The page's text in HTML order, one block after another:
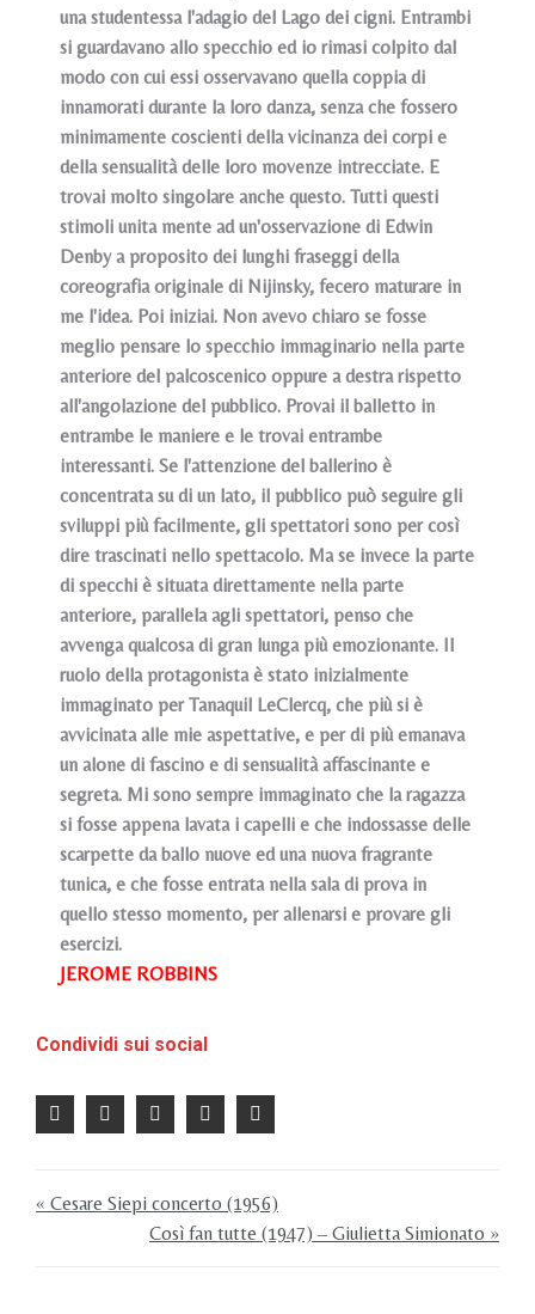
una studentessa l'adagio del Lago dei cigni. Entrambi
si guardavano allo specchio ed io rimasi colpito dal
modo con cui essi osservavano quella coppia di
innamorati durante la loro danza, senza che fossero
minimamente coscienti della vicinanza dei corpi e
della sensualità delle loro movenze intrecciate. E
trovai molto singolare anche questo. Tutti questi
stimoli unita mente ad un'osservazione di Edwin
Denby a proposito dei lunghi fraseggi della
coreografia originale di Nijinsky, fecero maturare in
me l'idea. Poi iniziai. Non avevo chiaro se fosse
meglio pensare lo specchio immaginario nella parte
anteriore del palcoscenico oppure a destra rispetto
all'angolazione del pubblico. Provai il balletto in
entrambe le maniere e le trovai entrambe
interessanti. Se l'attenzione del ballerino è
concentrata su di un lato, il pubblico può seguire gli
sviluppi più facilmente, gli spettatori sono per così
dire trascinati nello spettacolo. Ma se invece la parte
di specchi è situata direttamente nella parte
anteriore, parallela agli spettatori, penso che
avvenga qualcosa di gran lunga più emozionante. Il
ruolo della protagonista è stato inizialmente
immaginato per Tanaquil LeClercq, che più si è
avvicinata alle mie aspettative, e per di più emanava
un alone di fascino e di sensualità affascinante e
segreta. Mi sono sempre immaginato che la ragazza
si fosse appena lavata i capelli e che indossasse delle
scarpette da ballo nuove ed una nuova fragrante
tunica, e che fosse entrata nella sala di prova in
quello stesso momento, per allenarsi e provare gli
esercizi.
JEROME ROBBINS
Condividi sui social
« Cesare Siepi concerto (1956)
Così fan tutte (1947) – Giulietta Simionato »